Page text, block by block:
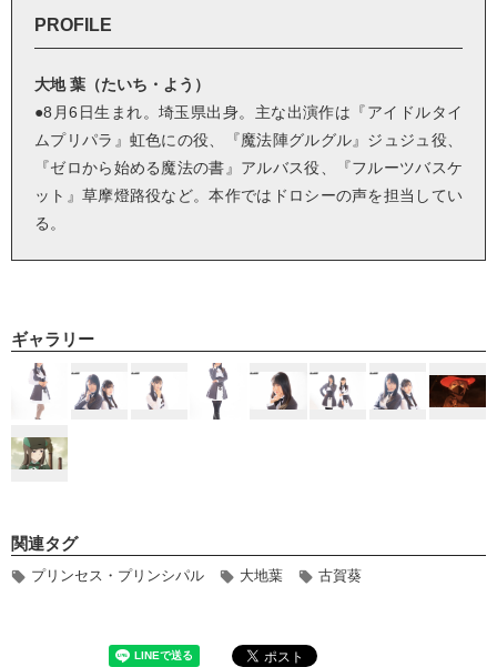
PROFILE
大地 葉（たいち・よう）
●8月6日生まれ。埼玉県出身。主な出演作は『アイドルタイ
ムプリパラ』虹色にの役、『魔法陣グルグル』ジュジュ役、
『ゼロから始める魔法の書』アルバス役、『フルーツバスケ
ット』草摩燈路役など。本作ではドロシーの声を担当してい
る。
ギャラリー
関連タグ
プリンセス・プリンシパル 大地葉 古賀葵